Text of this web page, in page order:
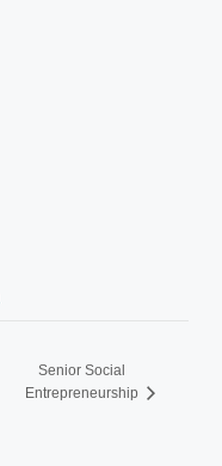
Senior Social
Entrepreneurship